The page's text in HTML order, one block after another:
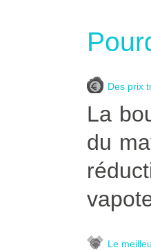
Des prix
La
du
Le